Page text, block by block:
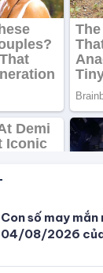
Chuẩn bị phòng
thủy để đôi lứa
thôi
Mệnh Kim hợp
dụng màu sắc ra
mắn, vạn sự
khi hấp dẫn nhất